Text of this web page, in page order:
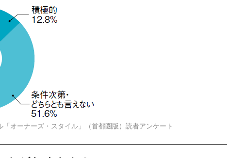
オーナーズ・スタイル」（首都圏版）読者アンケート